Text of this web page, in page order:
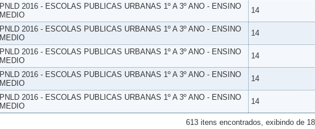
PNLD 2016 - ESCOLAS PUBLICAS URBANAS 1º A 3º ANO - ENSINO
MEDIO
14
PNLD 2016 - ESCOLAS PUBLICAS URBANAS 1º A 3º ANO - ENSINO
MEDIO
14
PNLD 2016 - ESCOLAS PUBLICAS URBANAS 1º A 3º ANO - ENSINO
MEDIO
14
PNLD 2016 - ESCOLAS PUBLICAS URBANAS 1º A 3º ANO - ENSINO
MEDIO
14
PNLD 2016 - ESCOLAS PUBLICAS URBANAS 1º A 3º ANO - ENSINO
MEDIO
14
613 itens encontrados, exibindo de